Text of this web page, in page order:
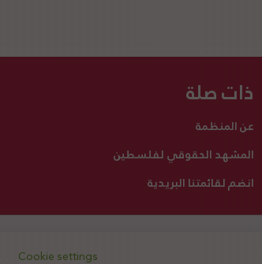
ذات صلة
عن المنظمة
المشهد الحقوقي لفلسطين
انضم لقائمتنا البريدية
اتصل بنا تبرع لنا
Cookie settings